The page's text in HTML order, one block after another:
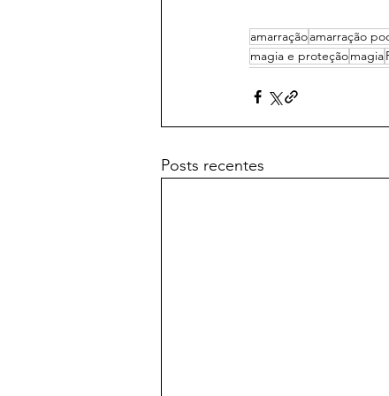
amarraçãoamarração
magia e proteçãomagia
Posts recentes